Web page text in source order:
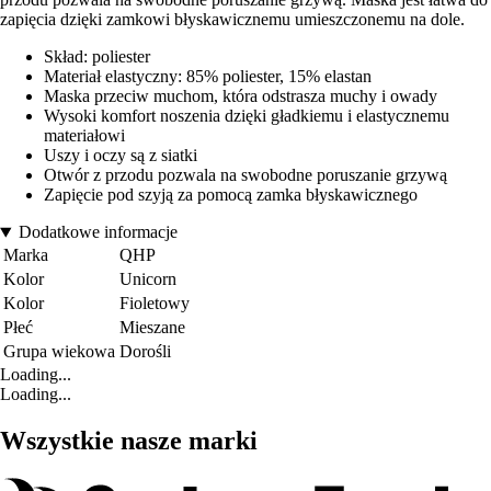
zapięcia dzięki zamkowi błyskawicznemu umieszczonemu na dole.
Skład: poliester
Materiał elastyczny: 85% poliester, 15% elastan
Maska przeciw muchom, która odstrasza muchy i owady
Wysoki komfort noszenia dzięki gładkiemu i elastycznemu
materiałowi
Uszy i oczy są z siatki
Otwór z przodu pozwala na swobodne poruszanie grzywą
Zapięcie pod szyją za pomocą zamka błyskawicznego
Dodatkowe informacje
Marka
QHP
Kolor
Unicorn
Kolor
Fioletowy
Płeć
Mieszane
Grupa wiekowa Dorośli
Loading...
Loading...
Wszystkie nasze marki